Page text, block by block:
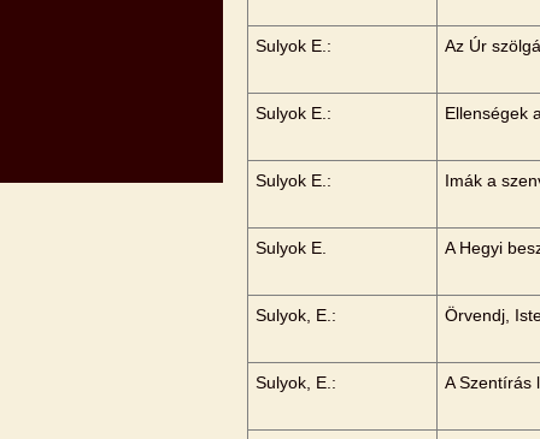
Sulyok E.: Az Úr
Sulyok E.: Ellenségek
Sulyok E.: Imák a
Sulyok E. A Hegyi
Sulyok, E.: Örvendj,
Sulyok, E.: A Szentírás